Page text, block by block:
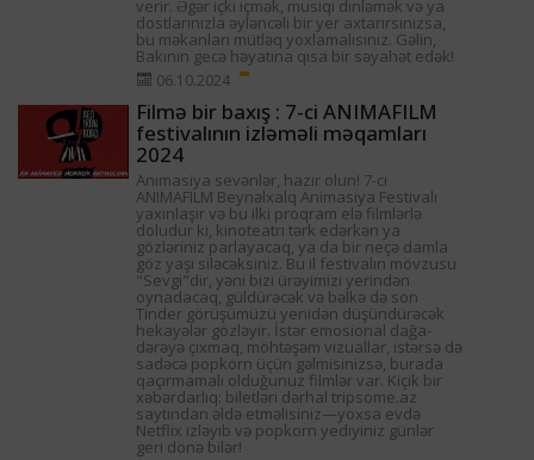
verir. Əgər içki içmək, musiqi dinləmək və ya
dostlarınızla əyləncəli bir yer axtarırsınızsa,
bu məkanları mütləq yoxlamalısınız. Gəlin,
Bakının gecə həyatına qısa bir səyahət edək!
06.10.2024
Filmə bir baxış : 7-ci ANIMAFILM
festivalının izləməli məqamları
2024
Animasiya sevənlər, hazır olun! 7-ci
ANIMAFILM Beynəlxalq Animasiya Festivalı
yaxınlaşır və bu ilki proqram elə filmlərlə
doludur ki, kinoteatrı tərk edərkən ya
gözləriniz parlayacaq, ya da bir neçə damla
göz yaşı siləcəksiniz. Bu il festivalın mövzusu
"Sevgi"dir, yəni bizi ürəyimizi yerindən
oynadacaq, güldürəcək və bəlkə də son
Tinder görüşümüzü yenidən düşündürəcək
hekayələr gözləyir. İstər emosional dağa-
dərəyə çıxmaq, möhtəşəm vizuallar, istərsə də
sadəcə popkorn üçün gəlmisinizsə, burada
qaçırmamalı olduğunuz filmlər var. Kiçik bir
xəbərdarlıq: biletləri dərhal tripsome.az
saytından əldə etməlisiniz—yoxsa evdə
Netflix izləyib və popkorn yediyiniz günlər
geri dönə bilər!